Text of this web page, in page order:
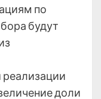
по
будут
доли